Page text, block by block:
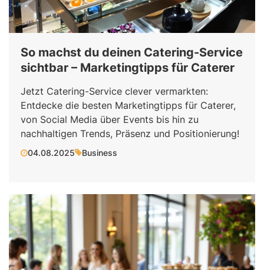
So machst du deinen Catering-Service
sichtbar – Marketingtipps für Caterer
Jetzt Catering-Service clever vermarkten:
Entdecke die besten Marketingtipps für Caterer,
von Social Media über Events bis hin zu
nachhaltigen Trends, Präsenz und Positionierung!
04.08.2025 Business